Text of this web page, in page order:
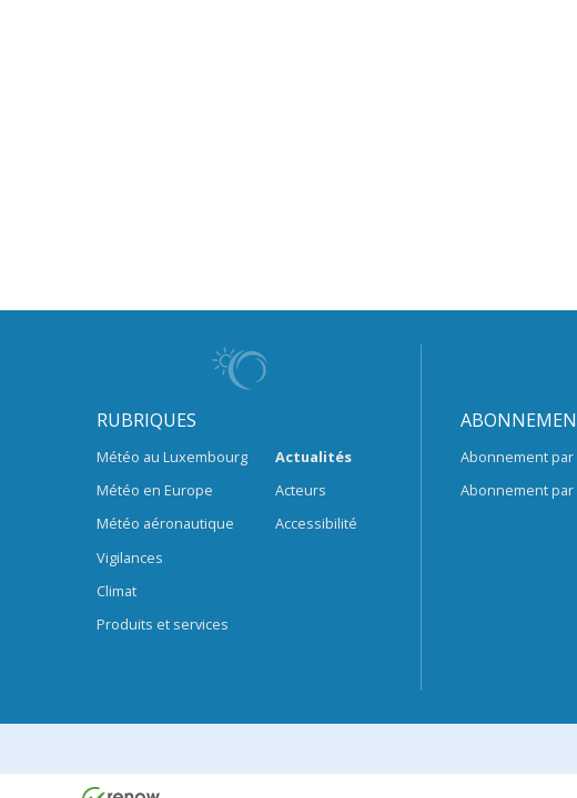
RUBRIQUES
Météo au Luxembourg
Météo en Europe
Météo aéronautique
Vigilances
Climat
Produits et services
Actualités
Acteurs
Accessibilité
Abonnement par
Abonnement par